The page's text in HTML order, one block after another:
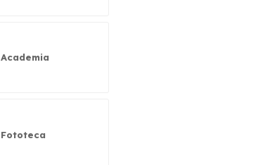
Academia
Fototeca